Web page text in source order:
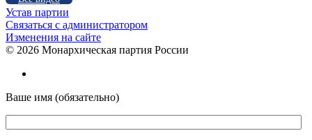
Устав партии
Связаться с администратором
Изменения на сайте
© 2026 Монархическая партия России
Ваше имя (обязательно)